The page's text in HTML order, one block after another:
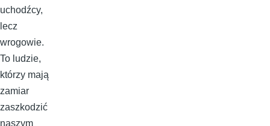
uchodźcy,
lecz
wrogowie.
To ludzie,
którzy mają
zamiar
zaszkodzić
naszym